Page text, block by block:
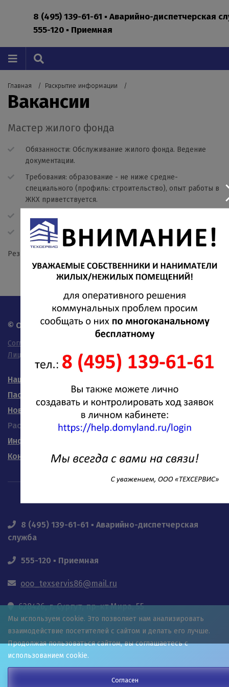
Главная Раскрытие информации
Вакансии
Мастер жилого фонда
Обязанности: Обслуживание жилого фонда. Ведение
документации.
Требования: образование - не ниже средне-
специального (профиль: строительство), опыт работы в
ЖКХ приветствуется.
Трудоустройство в соответствии с ТК РФ.
З/п от 40 000 руб.
Резюме направлять на эл. почту:
© OOO "Техсервис" - 2026
Согласие на обработку персональных данных
Лицензия на осуществление деятельности
Наши дома
Паспортный стол
Новости
Раскрытие информации
Информация
Контакты
8 (495) 139-61-61 ▪ Аварийно-диспетчерская
служба
555-120 ▪ Приемная
ooo_texservis86@mail.ru
628426, г. Сургут, пр-кт Мира, 55
8 (495) 139-61-61 ▪ Аварийно-диспетчерская
555-120 ▪ Приемная
Мы используем cookie. Это позволяет нам анализировать
взаимодействие посетителей с сайтом и делать его лучше.
Продолжая пользоваться сайтом, вы соглашаетесь с
использованием cookie.
Согласен